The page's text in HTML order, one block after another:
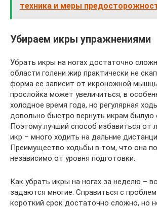
техника и меры
Убираем икры упражнениями
Убрать икры на ногах достаточно
области голени жир практически не
форма ее зависит от икроножной
прослойка может увеличиться, в
холодное время года, но регулярная
довольно быстро вернуть икрам былую
Поэтому лучший способ избавиться от
икр – много ходить на дальние
Преимущество ходьбы в том, что она
независимо от уровня подготовки.
Как убрать икры на ногах за неделю –
задаются многие. Справиться с
короткий срок достаточно сложно, но